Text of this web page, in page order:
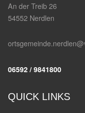
An der Treib 26
54552 Nerdlen
06592 / 9841800
QUICK LINKS